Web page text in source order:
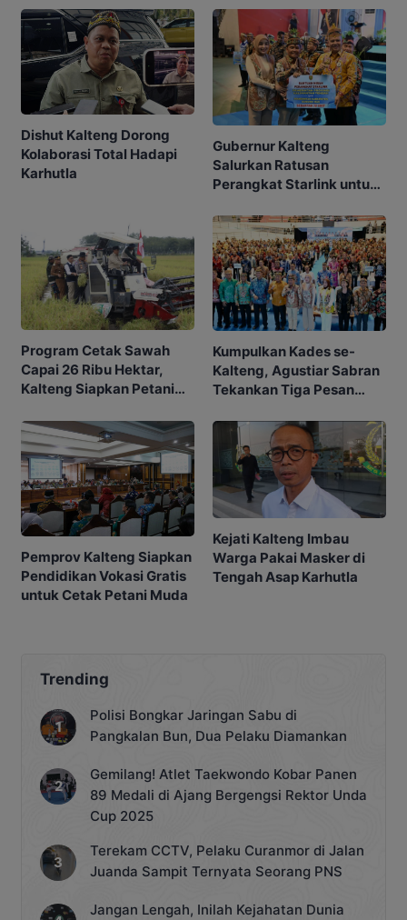
Dishut Kalteng Dorong
Kolaborasi Total Hadapi
Karhutla
Gubernur Kalteng
Salurkan Ratusan
Perangkat Starlink untuk
Program Cetak Sawah
Capai 26 Ribu Hektar,
Kalteng Siapkan Petani
Kumpulkan Kades se-
Kalteng, Agustiar Sabran
Tekankan Tiga Pesan
Pemprov Kalteng Siapkan
Pendidikan Vokasi Gratis
untuk Cetak Petani Muda
Kejati Kalteng Imbau
Warga Pakai Masker di
Tengah Asap Karhutla
Trending
Polisi Bongkar Jaringan Sabu di
Pangkalan Bun, Dua Pelaku Diamankan
Gemilang! Atlet Taekwondo Kobar Panen
89 Medali di Ajang Bergengsi Rektor Unda
Cup 2025
Terekam CCTV, Pelaku Curanmor di Jalan
Juanda Sampit Ternyata Seorang PNS
Jangan Lengah, Inilah Kejahatan Dunia